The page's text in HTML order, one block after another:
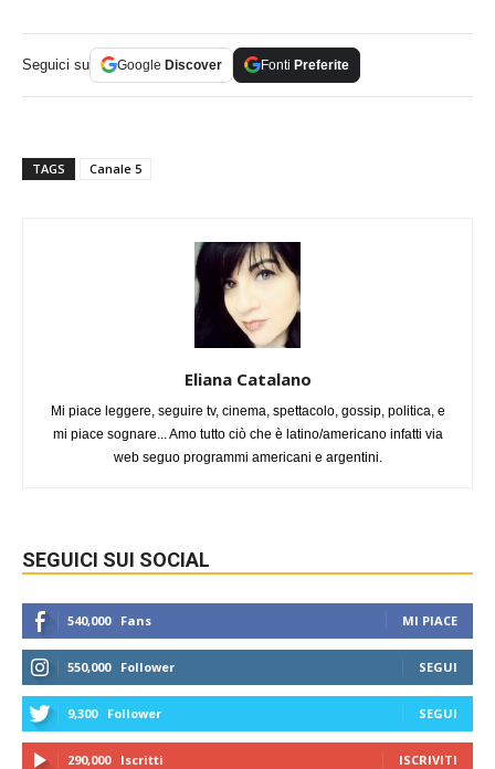
Seguici su Google Discover Fonti Preferite
TAGS Canale 5
Eliana Catalano
Mi piace leggere, seguire tv, cinema, spettacolo, gossip, politica, e
mi piace sognare... Amo tutto ciò che è latino/americano infatti via
web seguo programmi americani e argentini.
SEGUICI SUI SOCIAL
540,000 Fans MI PIACE
550,000 Follower SEGUI
9,300 Follower SEGUI
290,000 Iscritti ISCRIVITI